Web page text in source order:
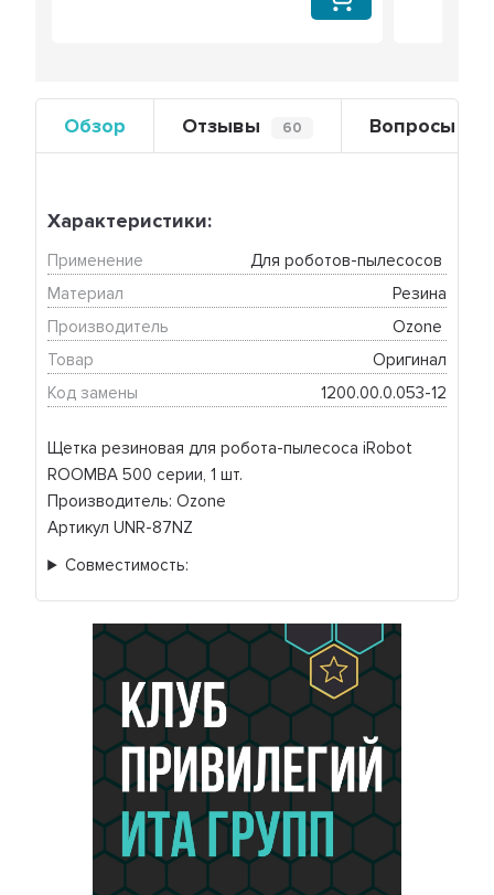
Обзор Отзывы 60 Вопросы
Щетка резиновая для робота-пылесоса iRobot
ROOMBA 500 серии, 1 шт.
Производитель: Ozone
Артикул UNR-87NZ
Совместимость:
Характеристики:
Применение
Для роботов-пылесосов
Материал
Резина
Производитель
Ozone
Товар
Оригинал
Код замены
1200.00.0.053-12